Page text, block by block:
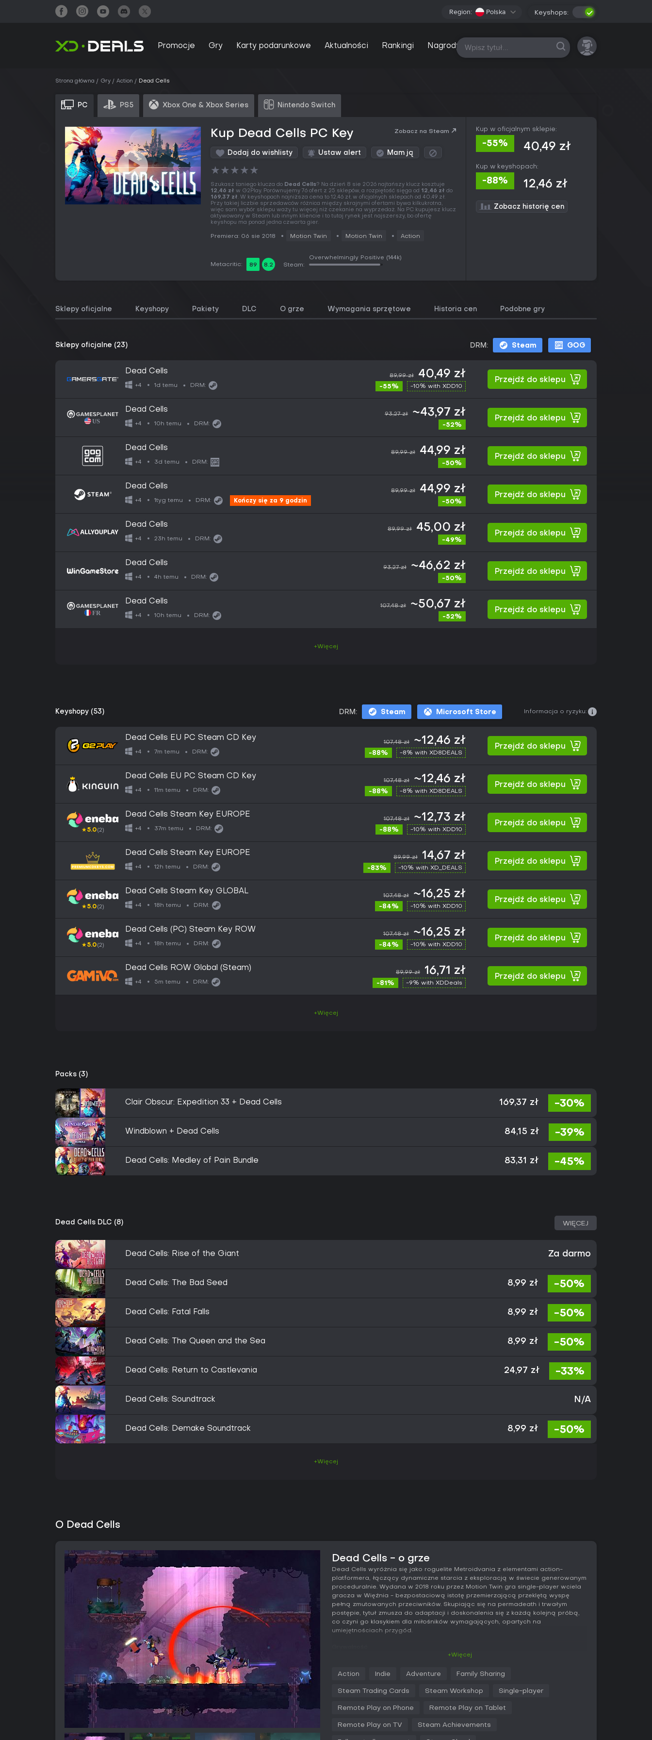
Region: Polska Keyshops:
Promocje Gry Karty podarunkowe Aktualności Rankingi Nagrody Wszystkie platformy
Strona główna Gry Action Dead Cells
PC PS5 Xbox One & Xbox Series Nintendo Switch
Kup Dead Cells PC Key Zobacz na Steam
Dodaj do wishlisty Ustaw alert Mam ją
★★★★★
Szukasz taniego klucza do Dead Cells? Na dzień 8 sie 2026 najtańszy klucz kosztuje
12,46 zł w G2Play. Porównujemy 76 ofert z 25 sklepów, a rozpiętość sięga od 12,46 zł do
169,37 zł. W keyshopach najniższa cena to 12,46 zł, w oficjalnych sklepach od 40,49 zł.
Przy takiej liczbie sprzedawców różnica między skrajnymi ofertami bywa kilkukrotna,
więc sam wybór sklepu waży tu więcej niż czekanie na wyprzedaż. Na PC kupujesz klucz
aktywowany w Steam lub innym kliencie i to tutaj rynek jest najszerszy, bo ofertę
keyshopu ma ponad jedna czwarta gier.
Premiera: 06 sie 2018 Motion Twin Motion Twin Action
Metacritic: 89 8.2 Steam:
Overwhelmingly Positive (144k)
Kup w oficjalnym sklepie:
-55% 40,49 zł
Kup w keyshopach:
-88% 12,46 zł
Zobacz historię cen
Sklepy oficjalne Keyshopy Pakiety DLC O grze Wymagania sprzętowe Historia cen Podobne gry
Sklepy oficjalne (23) DRM: Steam GOG
Dead Cells
+4 1d temu DRM:
89,99 zł 40,49 zł
-55% -10% with XDD10
Przejdź do sklepu
Dead Cells
+4 10h temu DRM:
93,27 zł ~43,97 zł
-52%
Przejdź do sklepu
Dead Cells
+4 3d temu DRM:
89,99 zł 44,99 zł
-50%
Przejdź do sklepu
Dead Cells
+4 1tyg temu DRM: Kończy się za 9 godzin
89,99 zł 44,99 zł
-50%
Przejdź do sklepu
Dead Cells
+4 23h temu DRM:
89,99 zł 45,00 zł
-49%
Przejdź do sklepu
Dead Cells
+4 4h temu DRM:
93,27 zł ~46,62 zł
-50%
Przejdź do sklepu
Dead Cells
+4 10h temu DRM:
107,48 zł ~50,67 zł
-52%
Przejdź do sklepu
+Więcej
Keyshopy (53) DRM: Steam Microsoft Store Informacja o ryzyku:
Dead Cells EU PC Steam CD Key
+4 7m temu DRM:
107,48 zł ~12,46 zł
-88% -8% with XD8DEALS
Przejdź do sklepu
Dead Cells EU PC Steam CD Key
+4 11m temu DRM:
107,48 zł ~12,46 zł
-88% -8% with XD8DEALS
Przejdź do sklepu
★5.0(2)
Dead Cells Steam Key EUROPE
+4 37m temu DRM:
107,48 zł ~12,73 zł
-88% -10% with XDD10
Przejdź do sklepu
Dead Cells Steam Key EUROPE
+4 12h temu DRM:
89,99 zł 14,67 zł
-83% -10% with XD_DEALS
Przejdź do sklepu
★5.0(2)
Dead Cells Steam Key GLOBAL
+4 18h temu DRM:
107,48 zł ~16,25 zł
-84% -10% with XDD10
Przejdź do sklepu
★5.0(2)
Dead Cells (PC) Steam Key ROW
+4 18h temu DRM:
107,48 zł ~16,25 zł
-84% -10% with XDD10
Przejdź do sklepu
Dead Cells ROW Global (Steam)
+4 5m temu DRM:
89,99 zł 16,71 zł
-81% -9% with XDDeals
Przejdź do sklepu
+Więcej
Packs (3)
Clair Obscur: Expedition 33 + Dead Cells 169,37 zł -30%
Windblown + Dead Cells 84,15 zł -39%
Dead Cells: Medley of Pain Bundle 83,31 zł -45%
Dead Cells DLC (8) WIĘCEJ
Dead Cells: Rise of the Giant Za darmo
Dead Cells: The Bad Seed 8,99 zł -50%
Dead Cells: Fatal Falls 8,99 zł -50%
Dead Cells: The Queen and the Sea 8,99 zł -50%
Dead Cells: Return to Castlevania 24,97 zł -33%
Dead Cells: Soundtrack N/A
Dead Cells: Demake Soundtrack 8,99 zł -50%
+Więcej
O Dead Cells
Dead Cells - o grze
Dead Cells wyróżnia się jako roguelite Metroidvania z elementami action-
platformera, łączący dynamiczne starcia z eksploracją w świecie generowanym
proceduralnie. Wydana w 2018 roku przez Motion Twin gra single-player wciela
gracza w Więźnia - bezpostaciową istotę przemierzającą przeklętą wyspę
pełną zmutowanych przeciwników. Skupiając się na permadeath i trwałym
postępie, tytuł zmusza do adaptacji i doskonalenia się z każdą kolejną próbą,
co czyni go klasykiem dla miłośników wymagających, opartych na
umiejętnościach przygód.
W Dead Cells podstawowa pętla rozgrywki opiera się na eksploracji i walce w
Więźniem, który przejmuje kruchych ciał, by przedzierać się przez poziomy pełne
w tym miecze, łuki, tarcze czy pułapki. Generowanie proceduralne gwarantuje
łączonych w nowe konfiguracje.
Permadeath to kluczowy element: po śmierci ciała tracisz większość ekwipunku,
+Więcej
Action Indie Adventure Family Sharing
Steam Trading Cards Steam Workshop Single-player
Remote Play on Phone Remote Play on Tablet
Remote Play on TV Steam Achievements